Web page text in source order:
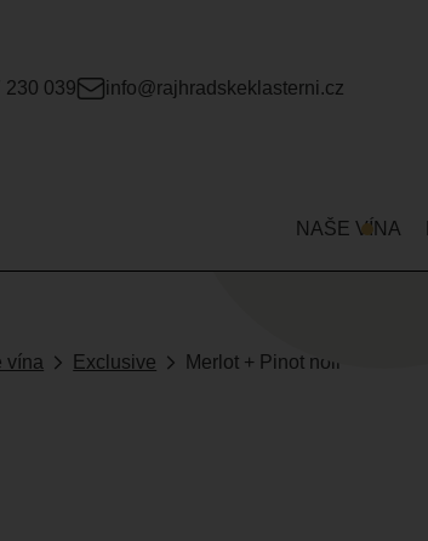
230 039 info@rajhradskeklasterni.cz
NAŠE VÍNA
vína Exclusive Merlot + Pinot noir